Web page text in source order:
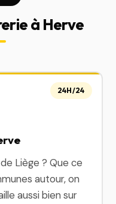
à Herve
Liège ? Que ce
autour, on
aussi bien sur
24H/24